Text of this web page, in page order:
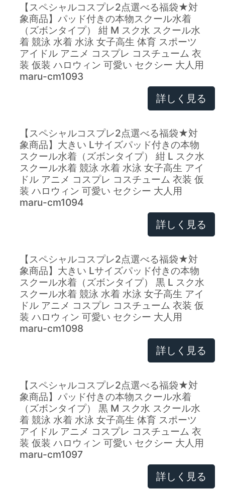
【スペシャルコスプレ2点選べる福袋★対
象商品】パッド付きの本物スクール水着
（ズボンタイプ） 紺 M スク水 スクール水
着 競泳 水着 水泳 女子高生 体育 スポーツ
アイドル アニメ コスプレ コスチューム 衣
装 仮装 ハロウィン 可愛い セクシー 大人用
maru-cm1093
詳しく見る
【スペシャルコスプレ2点選べる福袋★対
象商品】大きい Lサイズパッド付きの本物
スクール水着（ズボンタイプ） 紺 L スク水
スクール水着 競泳 水着 水泳 女子高生 アイ
ドル アニメ コスプレ コスチューム 衣装 仮
装 ハロウィン 可愛い セクシー 大人用
maru-cm1094
詳しく見る
【スペシャルコスプレ2点選べる福袋★対
象商品】大きい Lサイズパッド付きの本物
スクール水着（ズボンタイプ） 黒 L スク水
スクール水着 競泳 水着 水泳 女子高生 アイ
ドル アニメ コスプレ コスチューム 衣装 仮
装 ハロウィン 可愛い セクシー 大人用
maru-cm1098
詳しく見る
【スペシャルコスプレ2点選べる福袋★対
象商品】パッド付きの本物スクール水着
（ズボンタイプ） 黒 M スク水 スクール水
着 競泳 水着 水泳 女子高生 体育 スポーツ
アイドル アニメ コスプレ コスチューム 衣
装 仮装 ハロウィン 可愛い セクシー 大人用
maru-cm1097
詳しく見る